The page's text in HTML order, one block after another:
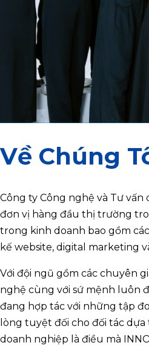
Về Chúng
Công ty Công nghệ và Tư
đơn vị hàng đầu thị trường
trong kinh doanh bao gồm
kế website, digital marketing
Với đội ngũ gồm các chuyên
nghệ cùng với sứ mệnh luôn
đang hợp tác với những tập
lòng tuyệt đối cho đối tác
doanh nghiệp là điều mà